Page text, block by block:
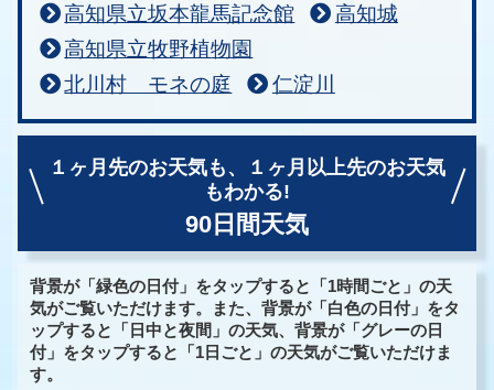
高知県立坂本龍馬記念館
高知城
高知県立牧野植物園
北川村 モネの庭
仁淀川
１ヶ月先のお天気も、
１ヶ月以上先のお天気
もわかる!
90日間天気
背景が「緑色の日付」をタップすると「1時間ごと」の天
気がご覧いただけます。また、背景が「白色の日付」をタ
ップすると「日中と夜間」の天気、背景が「グレーの日
付」をタップすると「1日ごと」の天気がご覧いただけま
す。